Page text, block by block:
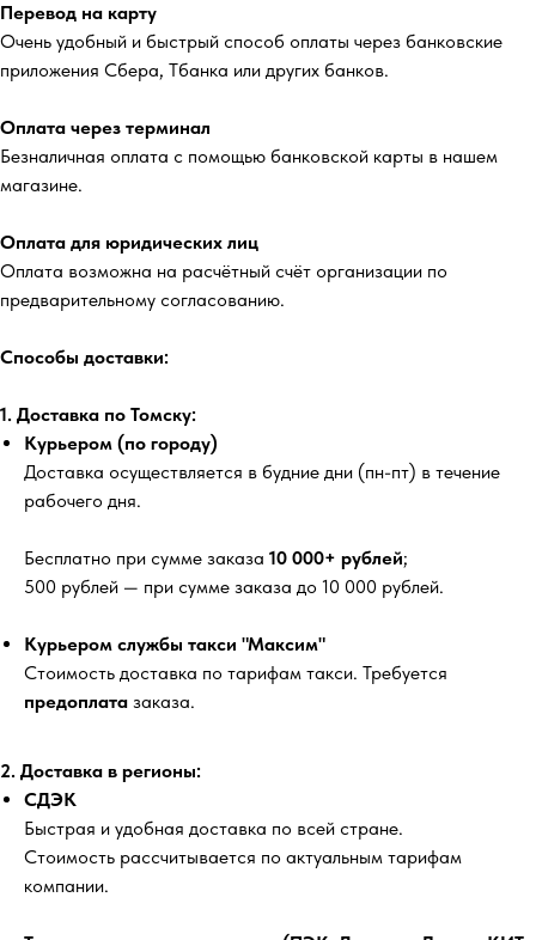
Перевод на карту
Очень удобный и быстрый способ оплаты через банковские
приложения Сбера, Тбанка или других банков.
Оплата через терминал
Безналичная оплата с помощью банковской карты в нашем
магазине.
Оплата для юридических лиц
Оплата возможна на расчётный счёт организации по
предварительному согласованию.
Способы доставки:
1. Доставка по Томску:
Курьером (по городу)
Доставка осуществляется в будние дни (пн-пт) в течение
рабочего дня.
Бесплатно при сумме заказа 10 000+ рублей;
500 рублей — при сумме заказа до 10 000 рублей.
Курьером службы такси "Максим"
Стоимость доставка по тарифам такси. Требуется
предоплата заказа.
2. Доставка в регионы:
СДЭК
Быстрая и удобная доставка по всей стране.
Стоимость рассчитывается по актуальным тарифам
компании.